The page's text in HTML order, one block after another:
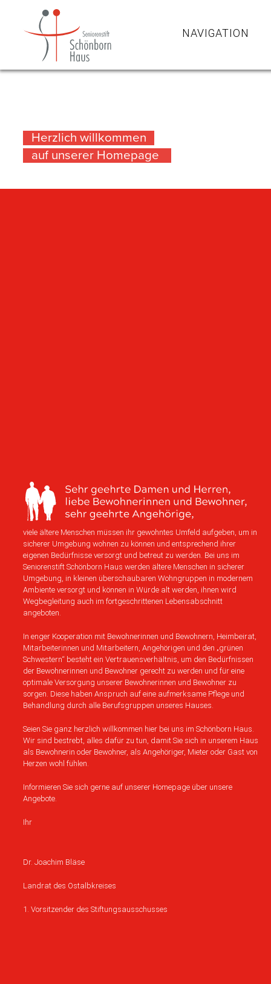
NAVIGATION
Herzlich willkommen
auf unserer Homepage
viele ältere Menschen müssen ihr gewohntes Umfeld aufgeben, um in
sicherer Umgebung wohnen zu können und entsprechend ihrer
eigenen Bedürfnisse versorgt und betreut zu werden. Bei uns im
Seniorenstift Schönborn Haus werden ältere Menschen in sicherer
Umgebung, in kleinen überschaubaren Wohngruppen in modernem
Ambiente versorgt und können in Würde alt werden, ihnen wird
Wegbegleitung auch im fortgeschrittenen Lebensabschnitt
angeboten.
In enger Kooperation mit Bewohnerinnen und Bewohnern, Heimbeirat,
Mitarbeiterinnen und Mitarbeitern, Angehörigen und den „grünen
Schwestern“ besteht ein Vertrauensverhältnis, um den Bedürfnissen
der Bewohnerinnen und Bewohner gerecht zu werden und für eine
optimale Versorgung unserer Bewohnerinnen und Bewohner zu
sorgen. Diese haben Anspruch auf eine aufmerksame Pflege und
Behandlung durch alle Berufsgruppen unseres Hauses.
Seien Sie ganz herzlich willkommen hier bei uns im Schönborn Haus.
Wir sind bestrebt, alles dafür zu tun, damit Sie sich in unserem Haus
als Bewohnerin oder Bewohner, als Angehöriger, Mieter oder Gast von
Herzen wohl fühlen.
Informieren Sie sich gerne auf unserer Homepage über unsere
Angebote.
Ihr
Dr. Joachim Bläse
Landrat des Ostalbkreises
1. Vorsitzender des Stiftungsausschusses